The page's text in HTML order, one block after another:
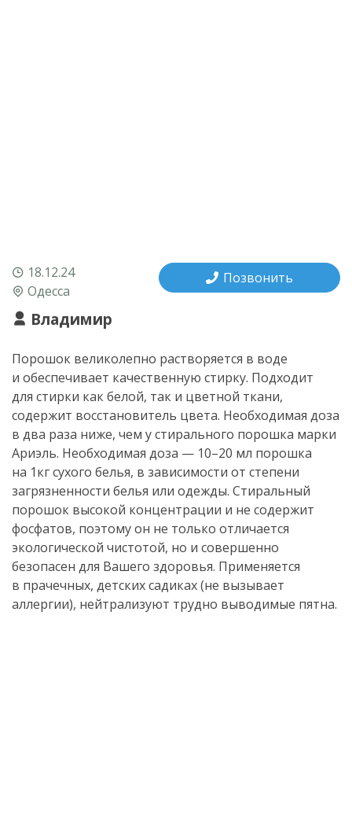
18.12.24
Одесса
Владимир
Позвонить
Порошок великолепно растворяется в воде
и обеспечивает качественную стирку. Подходит
для стирки как белой, так и цветной ткани,
содержит восстановитель цвета. Необходимая доза
в два раза ниже, чем у стирального порошка марки
Ариэль. Необходимая доза — 10–20 мл порошка
на 1кг сухого белья, в зависимости от степени
загрязненности белья или одежды. Стиральный
порошок высокой концентрации и не содержит
фосфатов, поэтому он не только отличается
экологической чистотой, но и совершенно
безопасен для Вашего здоровья. Применяется
в прачечных, детских садиках (не вызывает
аллергии), нейтрализуют трудно выводимые пятна.